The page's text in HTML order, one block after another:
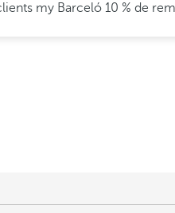
my Barceló 10 % de